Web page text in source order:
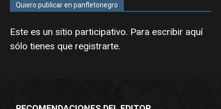
Quiero publicar en panfletonegro
Este es un sitio participativo. Para escribir aquí
sólo tienes que registrarte.